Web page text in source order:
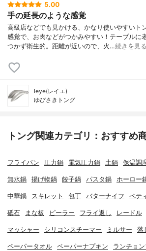
5.00
手の延長のような感覚
高級店などでも見かける、かなり使いやすいト
感覚で、お肉などがつかみやすい！テーブルに
つかず衛生的。距離が近いので、火…続きを見る
leye(レイエ)
ゆびさきトング
トング関連カテゴリ：おすすめ
フライパン 圧力鍋 電気圧力鍋 土鍋 保温調
無水鍋 揚げ物鍋 餃子鍋 パスタ鍋 ホーロー
中華鍋 スキレット 包丁 バターナイフ ペテ
砥石 まな板 ピーラー フライ返し レードル
マッシャー シリコンスチーマー ミルサー 落
ペーパータオル ペーパーナプキン ランチョン